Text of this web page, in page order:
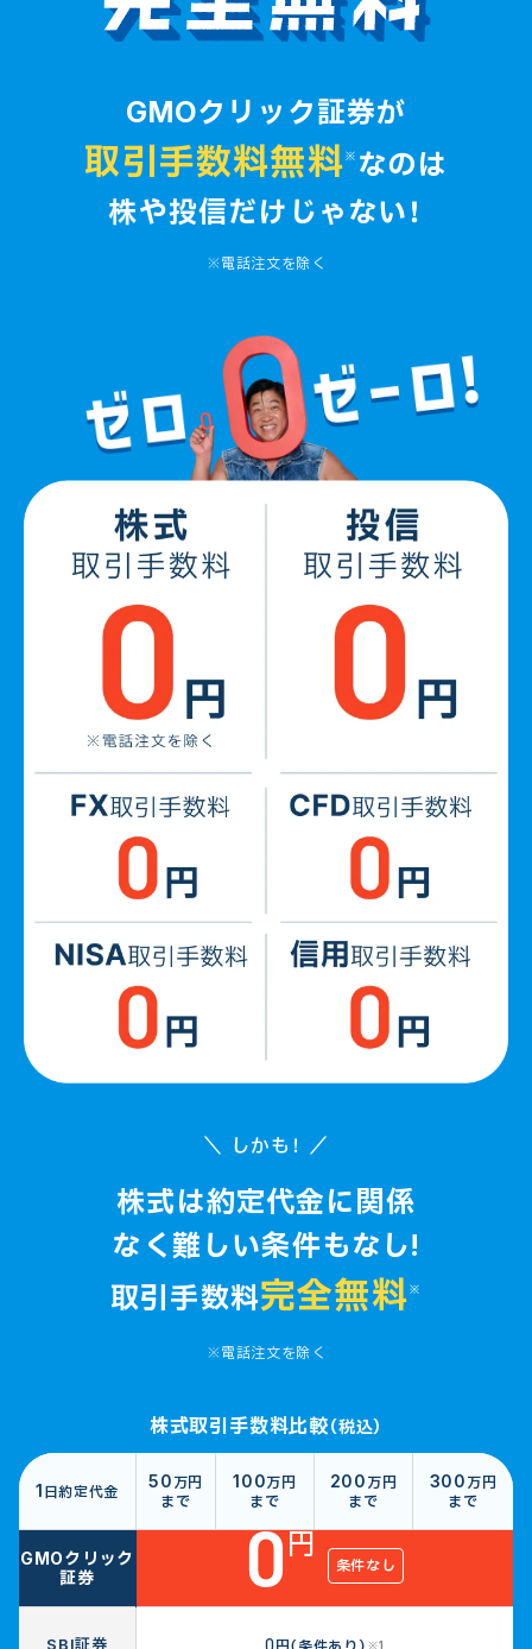
GMOクリック証券が
取引手数料無料※ なのは
株や投信だけじゃない！
※電話注文を除く
＼ しかも！ ／
株式は約定代金に関係
なく難しい条件もなし!
取引手数料完全無料※
※電話注文を除く
株式取引手数料比較（税込）
1 日約定代金
50 万円
まで
100万円
まで
200 万円
まで
300 万円
まで
GMOクリック
証券
0円
条件なし
SBI証券 0 ※1